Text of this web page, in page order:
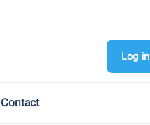
Log in
Contact